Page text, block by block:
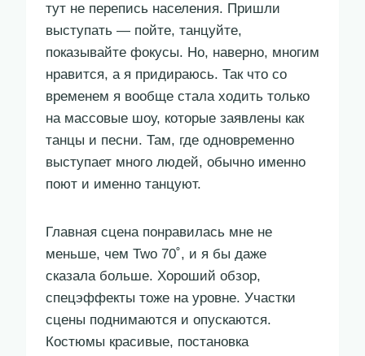
тут не перепись населения. Пришли
выступать — пойте, танцуйте,
показывайте фокусы. Но, наверно, многим
нравится, а я придираюсь. Так что со
временем я вообще стала ходить только
на массовые шоу, которые заявлены как
танцы и песни. Там, где одновременно
выступает много людей, обычно именно
поют и именно танцуют.
Главная сцена понравилась мне не
меньше, чем Two 70˚, и я бы даже
сказала больше. Хороший обзор,
спецэффекты тоже на уровне. Участки
сцены поднимаются и опускаются.
Костюмы красивые, постановка